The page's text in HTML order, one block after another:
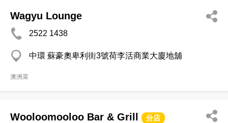
Wagyu Lounge
2522 1438
中環 蘇豪奧卑利街3號荷李活商業大廈地舖
澳洲菜
Wooloomooloo Bar & Grill 分店